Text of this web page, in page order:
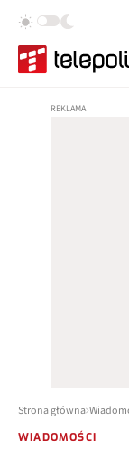
Strona główna
WIADOMOŚCI